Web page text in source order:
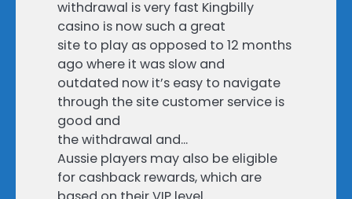
withdrawal is very fast Kingbilly
casino is now such a great
site to play as opposed to 12 months
ago where it was slow and
outdated now it’s easy to navigate
through the site customer service is
good and
the withdrawal and…
Aussie players may also be eligible
for cashback rewards, which are